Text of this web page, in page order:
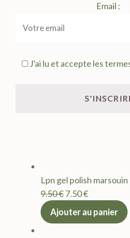
Email :
J'ai lu et accepte les
Lpn gel polish marsouin
9.50€Le
prix
7.50€Le
actuel
Ajouter au panier